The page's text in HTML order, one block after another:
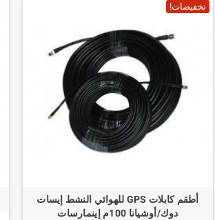
تخفيضات!
أطقم كابلات GPS للهوائي النشط إيسات
دوك/أوشيانا 100م إينمارسات